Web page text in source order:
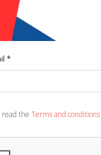
*
read the Terms and conditions